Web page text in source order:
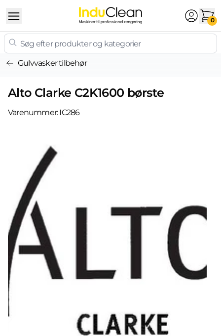
0
Gulvvasker tilbehør
Alto Clarke C2K1600 børste
Varenummer:IC286